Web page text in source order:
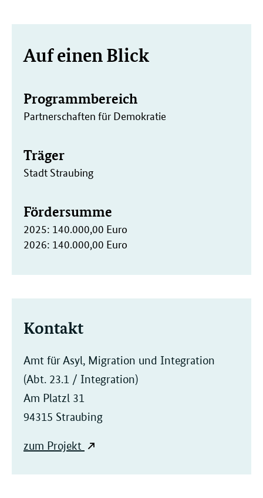
Weitere
Auf einen Blick
Programmbereich
Partnerschaften für Demokratie
Träger
Stadt Straubing
Fördersumme
2025: 140.000,00 Euro
2026: 140.000,00 Euro
Kontakt
Amt für Asyl, Migration und Integration
(Abt. 23.1 / Integration)
Am Platzl 31
94315 Straubing
zum Projekt